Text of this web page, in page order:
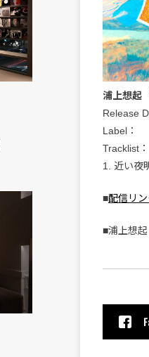
浦上想起
Release
Label：
Tracklist：
1. 近い夜
■配信リン
■浦上想起